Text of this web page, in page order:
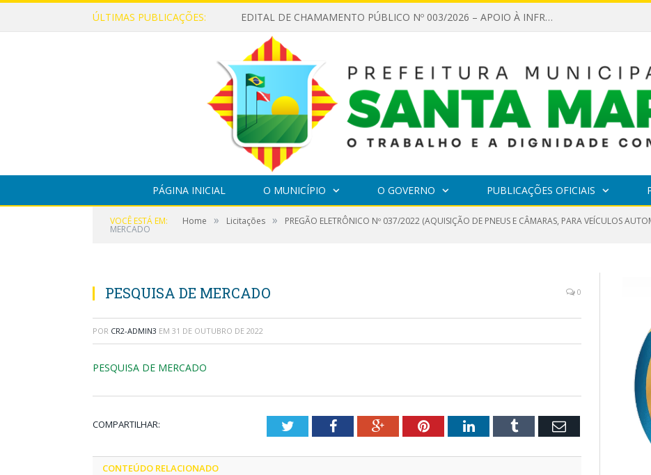
ÚLTIMAS PUBLICAÇÕES: EDITAL DE CHAMAMENTO PÚBLICO Nº 003/2026 – APOIO À INFRAESTRUTURA CULTURAL
PÁGINA INICIAL O MUNICÍPIO O GOVERNO PUBLICAÇÕES OFICIAIS
VOCÊ ESTÁ EM: Home » Licitações » PREGÃO ELETRÔNICO Nº 037/2022 (AQUISIÇÃO DE PNEUS E CÂMARAS, PARA VEÍCULOS
MERCADO
PESQUISA DE MERCADO 0
POR CR2-ADMIN3 EM 31 DE OUTUBRO DE 2022
PESQUISA DE MERCADO
COMPARTILHAR: TwitterFacebookGoogle+PinterestLinkedInTumblr Email
CONTEÚDO RELACIONADO